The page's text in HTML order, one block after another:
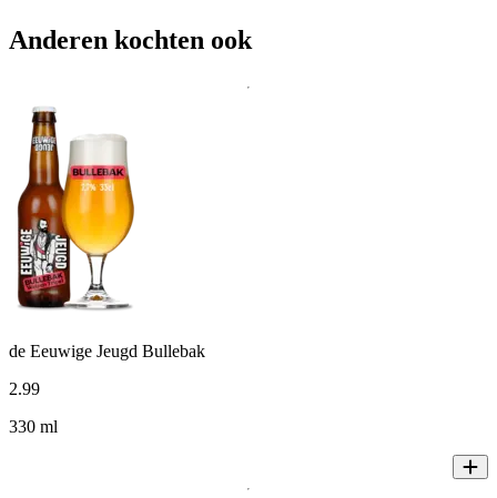
Anderen kochten ook
de Eeuwige Jeugd Bullebak
2.99
330 ml